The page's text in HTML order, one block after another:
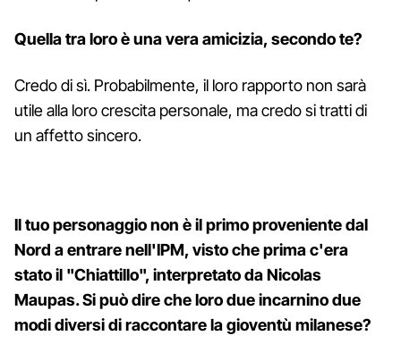
Quella tra loro è una vera amicizia, secondo te?
Credo di sì. Probabilmente, il loro rapporto non sarà
utile alla loro crescita personale, ma credo si tratti di
un affetto sincero.
Il tuo personaggio non è il primo proveniente dal
Nord a entrare nell'IPM, visto che prima c'era
stato il "Chiattillo", interpretato da Nicolas
Maupas. Si può dire che loro due incarnino due
modi diversi di raccontare la gioventù milanese?